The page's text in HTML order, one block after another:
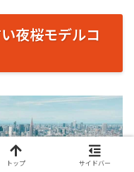
夜桜モデルコ
トップ サイドバー